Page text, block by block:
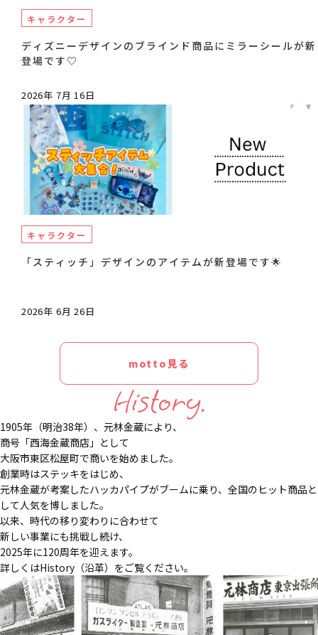
キャラクター
ディズニーデザインのブラインド商品にミラーシールが新
登場です♡
2026年 7月 16日
キャラクター
「スティッチ」デザインのアイテムが新登場です🌟
2026年 6月 26日
motto見る
History.
1905年（明治38年）、元林金蔵により、
商号「西海金蔵商店」として
大阪市東区松屋町で商いを始めました。
創業時はステッキをはじめ、
元林金蔵が考案したハッカパイプがブームに乗り、全国のヒット商品と
して人気を博しました。
以来、時代の移り変わりに合わせて
新しい事業にも挑戦し続け、
2025年に120周年を迎えます。
詳しくはHistory（沿革）をご覧ください。